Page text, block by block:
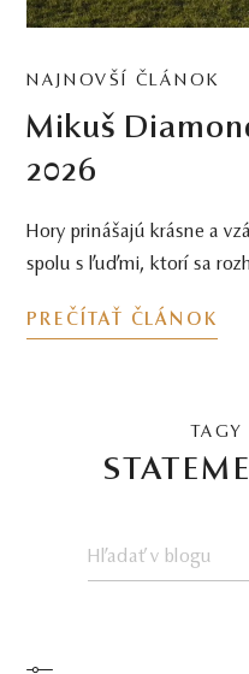
NAJNOVŠÍ ČLÁNOK
Mikuš
2026
Hory prinášajú krásne a
spolu s ľuďmi, ktorí sa
PREČÍTAŤ ČLÁNOK